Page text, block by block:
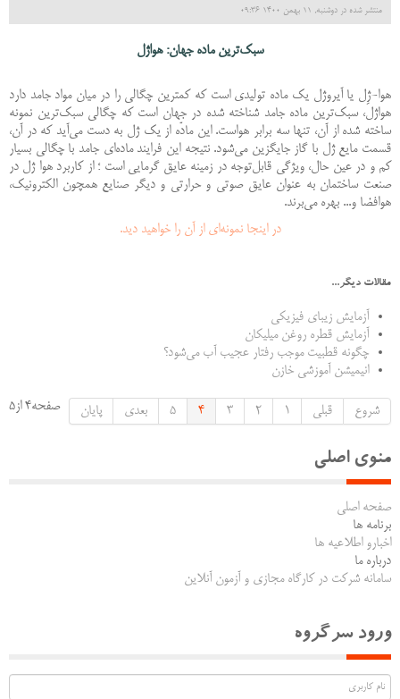
منتشر شده در دوشنبه, 11 بهمن 1400 09:36
سبک‌ترین ماده جهان: هواژل
هوا-ژِل یا آیروژل یک ماده تولیدی است که کمترین چگالی را در میان مواد جامد دارد
هواژل، سبک‌ترین ماده جامد شناخته شده در جهان است که چگالی سبک‌ترین نمونه
ساخته شده از آن، تنها سه برابر هواست. این مادّه از یک ژل به دست می‌آید که در آن،
قسمت مایع ژل با گاز جایگزین می‌شود. نتیجه این فرایند ماده‌ای جامد با چگالی بسیار
کم و در عین حال، ویژگی قابل‌توجه در زمینه عایق گرمایی است ؛ از کاربرد هوا ژل در
صنعت ساختمان به عنوان عایق صوتی و حرارتی و دیگر صنایع همچون الکترونیک،
هوافضا و... بهره می‌برند.
در اینجا نمونه‌ای از آن را خواهید دید.
مقالات دیگر...
آزمایش زیبای فیزیکی
آزمایش قطره روغن میلیکان
چگونه قطبیت موجب رفتار عجیب آب می‌شود؟
انیمیشن آموزشی خازن
صفحه4 از5 شروع قبلی 1
2
3
4
5 بعدی پایان
منوی اصلی
صفحه اصلی
برنامه ها
اخبارو اطلاعیه ها
درباره ما
سامانه شرکت در کارگاه مجازی و آزمون آنلاین
ورود سرگروه